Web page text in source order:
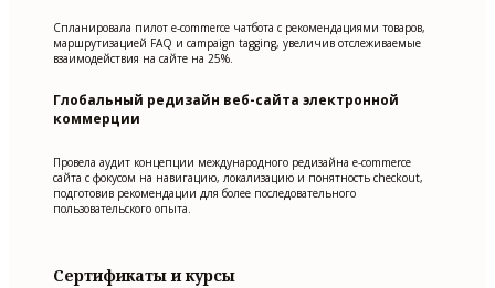
Спланировала пилот e-commerce чатбота с рекомендациями товаров,
маршрутизацией FAQ и campaign tagging, увеличив отслеживаемые
взаимодействия на сайте на 25%.
Глобальный редизайн веб-сайта электронной
коммерции
Провела аудит концепции международного редизайна e-commerce
сайта с фокусом на навигацию, локализацию и понятность checkout,
подготовив рекомендации для более последовательного
пользовательского опыта.
Сертификаты и курсы